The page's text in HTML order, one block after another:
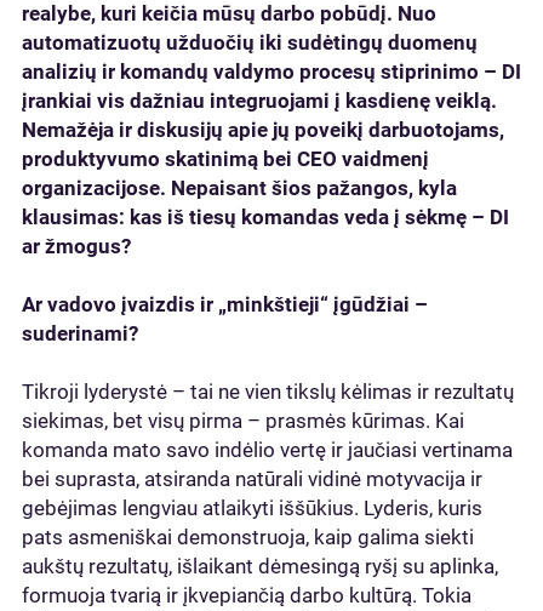
realybe, kuri keičia mūsų darbo pobūdį. Nuo
automatizuotų užduočių iki sudėtingų duomenų
analizių ir komandų valdymo procesų stiprinimo – DI
įrankiai vis dažniau integruojami į kasdienę veiklą.
Nemažėja ir diskusijų apie jų poveikį darbuotojams,
produktyvumo skatinimą bei CEO vaidmenį
organizacijose. Nepaisant šios pažangos, kyla
klausimas: kas iš tiesų komandas veda į sėkmę – DI
ar žmogus?
Ar vadovo įvaizdis ir „minkštieji“ įgūdžiai –
suderinami?
Tikroji lyderystė – tai ne vien tikslų kėlimas ir rezultatų
siekimas, bet visų pirma – prasmės kūrimas. Kai
komanda mato savo indėlio vertę ir jaučiasi vertinama
bei suprasta, atsiranda natūrali vidinė motyvacija ir
gebėjimas lengviau atlaikyti iššūkius. Lyderis, kuris
pats asmeniškai demonstruoja, kaip galima siekti
aukštų rezultatų, išlaikant dėmesingą ryšį su aplinka,
formuoja tvarią ir įkvepiančią darbo kultūrą. Tokia